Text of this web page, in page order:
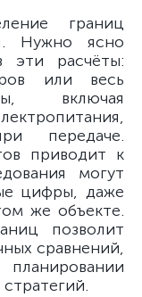
границ
Нужно ясно
эти расчёты:
или весь
включая
передаче.
приводит к
могут
цифры, даже
же объекте.
позволит
сравнений,